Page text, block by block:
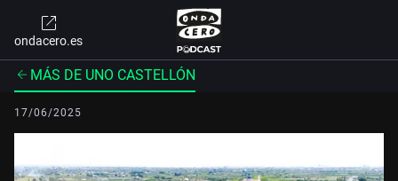
ondacero.es
MÁS DE UNO CASTELLÓN
17/06/2025